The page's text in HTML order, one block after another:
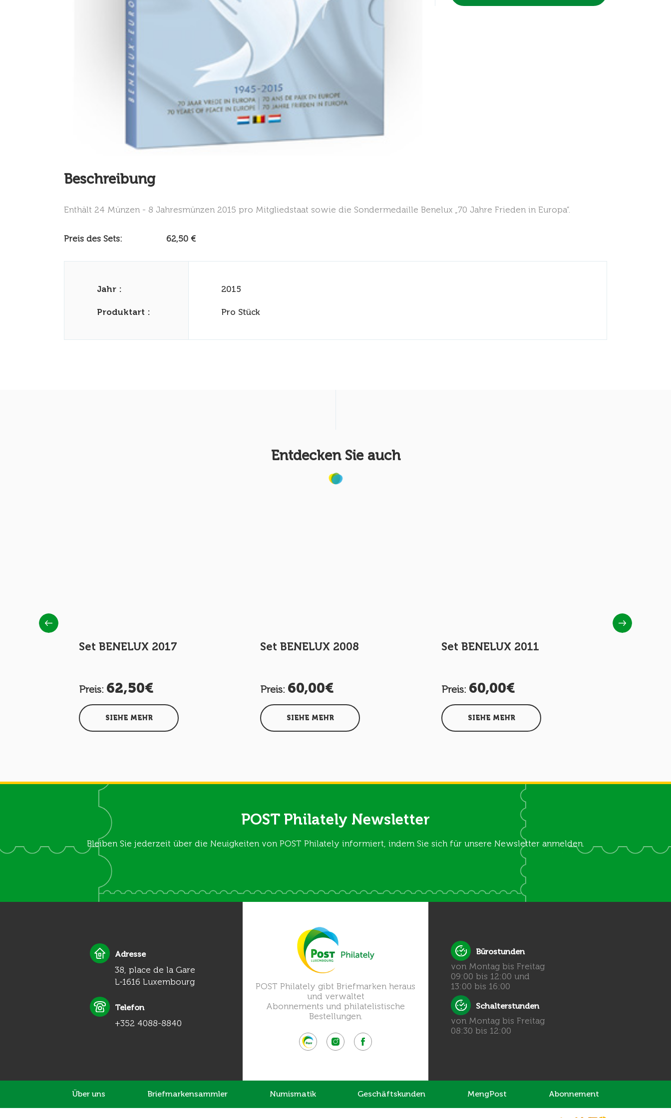
Beschreibung
Enthält 24 Münzen - 8 Jahresmünzen 2015 pro Mitgliedstaat sowie die Sondermedaille Benelux „70 Jahre Frieden in Europa”.
Preis des Sets: 62,50 €
Jahr :
Produktart :
2015
Pro Stück
Entdecken Sie auch
Set BENELUX 2017
Preis: 62,50€
SIEHE MEHR
Set BENELUX 2008
Preis: 60,00€
SIEHE MEHR
Set BENELUX 2011
Preis: 60,00€
SIEHE MEHR
POST Philately Newsletter
Bleiben Sie jederzeit über die Neuigkeiten von POST Philately informiert, indem Sie sich für unsere Newsletter anmelden.
POST Philately gibt Briefmarken heraus
und verwaltet
Abonnements und philatelistische
Bestellungen.
Adresse
38, place de la Gare
L-1616 Luxembourg
Telefon
+352 4088-8840
Bürostunden
von Montag bis Freitag
09:00 bis 12:00 und
13:00 bis 16:00
Schalterstunden
von Montag bis Freitag
08:30 bis 12:00
Über uns Briefmarkensammler Numismatik Geschäftskunden MengPost Abonnement